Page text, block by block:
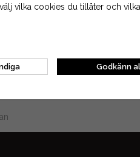
vilka cookies du tillåter och vilka
Godkänn